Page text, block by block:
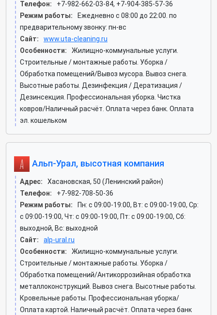
Телефон:
+7-982-662-03-84, +7-904-385-57-36
Режим работы:
Ежедневно с 08:00 до 22:00. по
предварительному звонку: пн-вс
Сайт:
www.uta-cleaning.ru
Особенности:
Жилищно-коммунальные услуги.
Строительные / монтажные работы. Уборка /
Обработка помещений/Вывоз мусора. Вывоз снега.
Высотные работы. Дезинфекция / Дератизация /
Дезинсекция. Профессиональная уборка. Чистка
ковров/Наличный расчёт. Оплата через банк. Оплата
эл. кошельком
Альп-Урал, высотная компания
Адрес:
Хасановская, 50 (Ленинский район)
Телефон:
+7-982-708-50-36
Режим работы:
Пн: c 09:00-19:00, Вт: c 09:00-19:00, Ср:
c 09:00-19:00, Чт: c 09:00-19:00, Пт: c 09:00-19:00, Сб:
выходной, Вс: выходной
Сайт:
alp-ural.ru
Особенности:
Жилищно-коммунальные услуги.
Строительные / монтажные работы. Уборка /
Обработка помещений/Антикоррозийная обработка
металлоконструкций. Вывоз снега. Высотные работы.
Кровельные работы. Профессиональная уборка/
Оплата картой. Наличный расчёт. Оплата через банк